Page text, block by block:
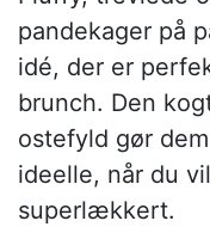
pandekager på
idé, der er
brunch. Den
ostefyld gør
ideelle, når du
superlækkert.